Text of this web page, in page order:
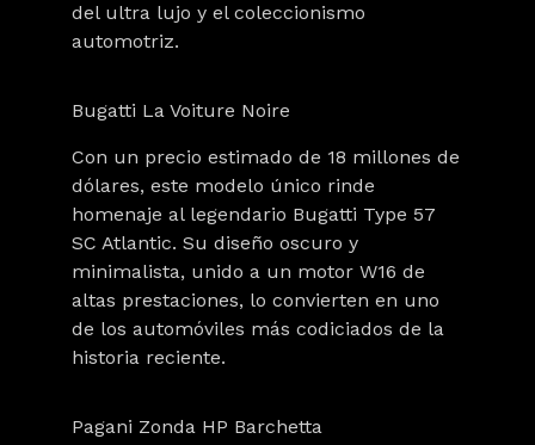
del ultra lujo y el coleccionismo
automotriz.
Bugatti La Voiture Noire
Con un precio estimado de 18 millones de
dólares, este modelo único rinde
homenaje al legendario Bugatti Type 57
SC Atlantic. Su diseño oscuro y
minimalista, unido a un motor W16 de
altas prestaciones, lo convierten en uno
de los automóviles más codiciados de la
historia reciente.
Pagani Zonda HP Barchetta